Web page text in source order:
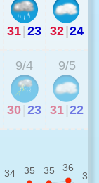
31|23 32|24
9/4
30 23
9/5
31 22